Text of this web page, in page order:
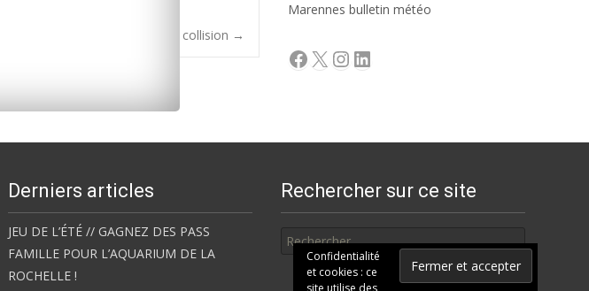
grièvement blessé après une collision →
Marennes bulletin météo
Facebook
X Instagram
LinkedIn
Derniers articles
JEU DE L’ÉTÉ // GAGNEZ DES PASS
FAMILLE POUR L’AQUARIUM DE LA
ROCHELLE !
Rechercher sur ce site
Confidentialité
et cookies : ce
site utilise des